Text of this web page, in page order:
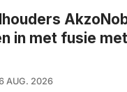
in met fusie met
AUG. 2026